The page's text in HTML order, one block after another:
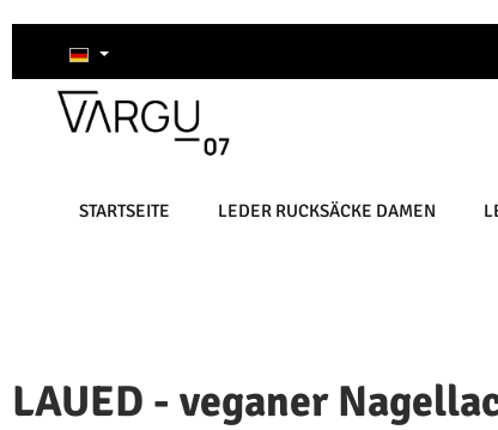
Hauptinhalt springen
Zur Suche springen
Zur Hauptnavigation springen
STARTSEITE LEDER RUCKSÄCKE DAMEN
LAUED - veganer